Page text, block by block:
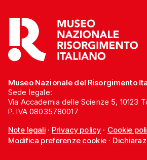
Museo Nazionale del Risorgimento
Sede legale:
Via Accademia delle Scienze 5, 10123
P. IVA 08035780017
Note legali· Privacy policy · Cookie
Modifica preferenze cookie·